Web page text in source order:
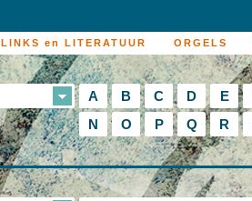
LINKS en LITERATUUR ORGELS
A B C D E
N
O P Q R